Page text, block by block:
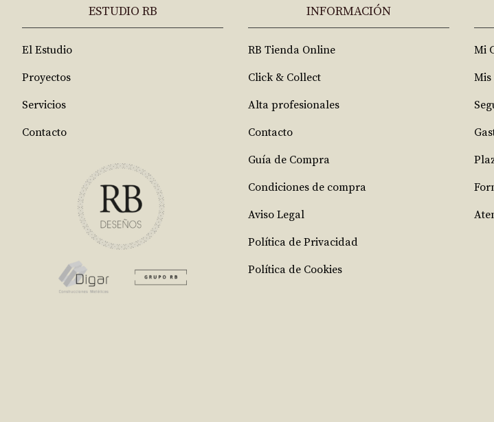
ESTUDIO RB
El Estudio
Proyectos
Servicios
Contacto
INFORMACIÓN
RB Tienda Online
Click & Collect
Alta profesionales
Contacto
Guía de Compra
Condiciones de compra
Aviso Legal
Política de Privacidad
Política de Cookies
Mi
Mis